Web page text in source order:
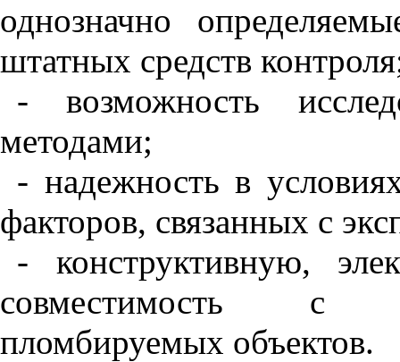
однозначно
штатных средств
- возможность
методами;
- надежность в
факторов, связанных с
- конструктивную,
совместимость с
пломбируемых объектов.